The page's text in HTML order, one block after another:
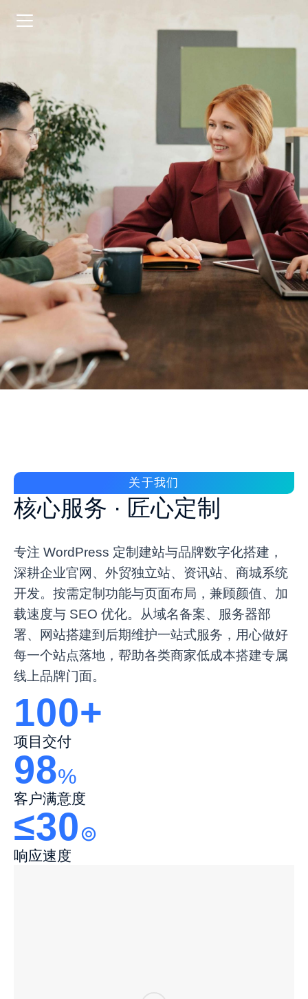
关于我们
核心服务 · 匠心定制
专注 WordPress 定制建站与品牌数字化搭建，
深耕企业官网、外贸独立站、资讯站、商城系统
开发。按需定制功能与页面布局，兼顾颜值、加
载速度与 SEO 优化。从域名备案、服务器部
署、网站搭建到后期维护一站式服务，用心做好
每一个站点落地，帮助各类商家低成本搭建专属
线上品牌门面。
100+
项目交付
98%
客户满意度
≤30⊚
响应速度